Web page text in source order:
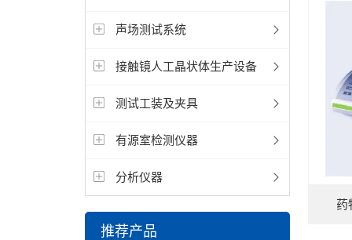
声场测试系统
接触镜人工晶状体生产设备
测试工装及夹具
有源室检测仪器
分析仪器
推荐产品
药